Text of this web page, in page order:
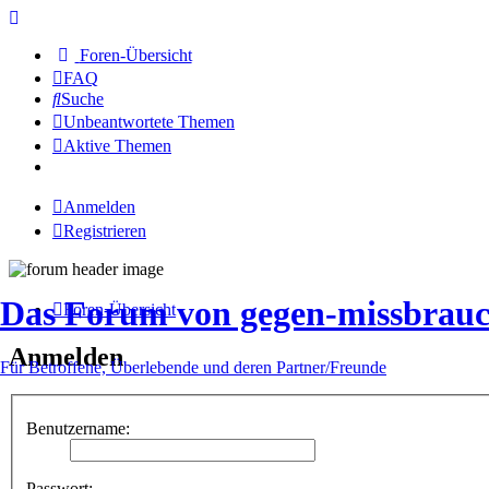
Foren-Übersicht
FAQ
Suche
Unbeantwortete Themen
Aktive Themen
Anmelden
Registrieren
Das Forum von gegen-
Für Betroffene, Überlebende und deren Partner/Freunde
Foren-Übersicht
Anmelden
Benutzername: